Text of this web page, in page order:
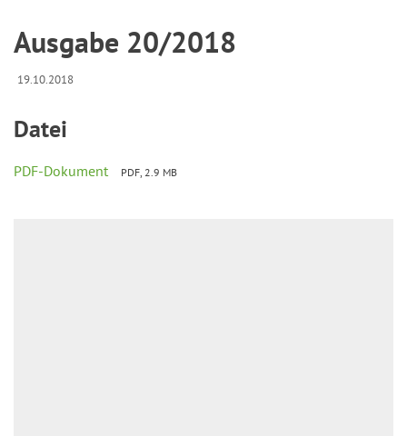
Ausgabe 20/2018
19.10.2018
Datei
PDF-Dokument PDF, 2.9 MB